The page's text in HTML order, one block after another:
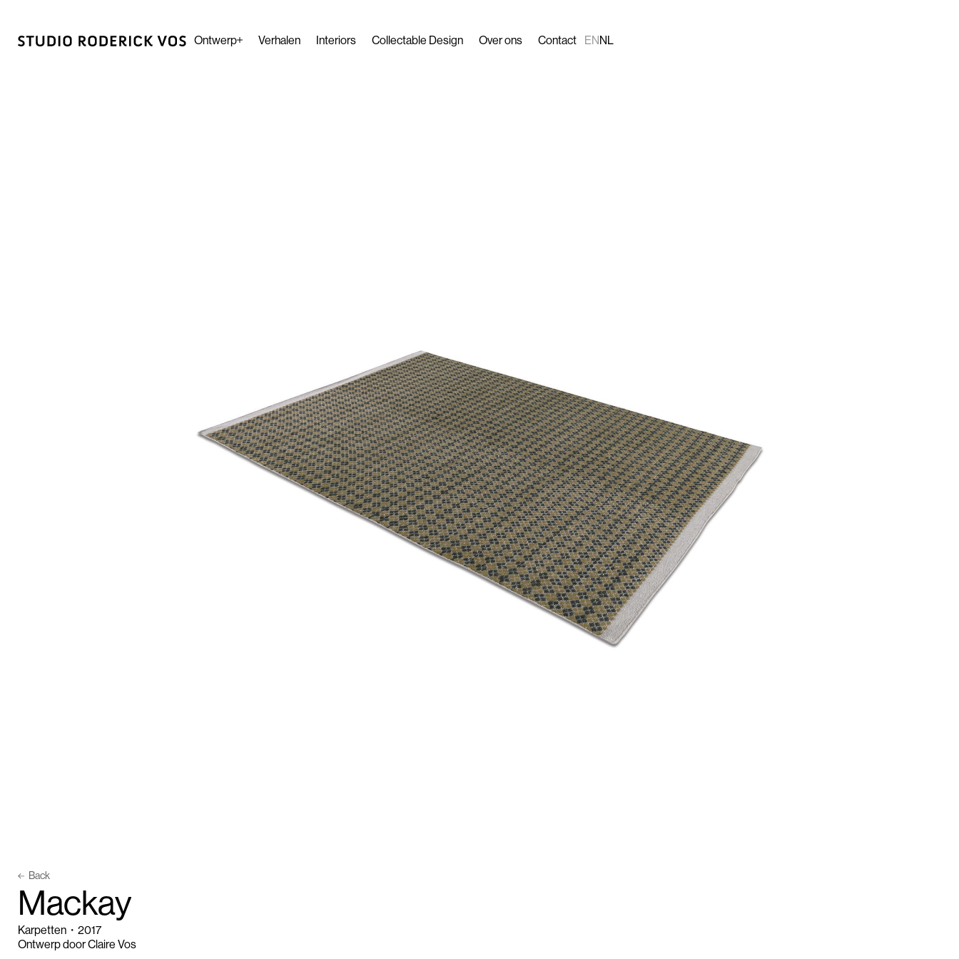
Ontwerp Verhalen Interiors Collectable Design Over ons Contact ENNL
Back
Mackay
Karpetten ・ 2017
Ontwerp door Claire Vos